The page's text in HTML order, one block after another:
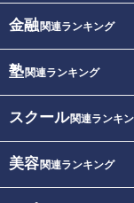
金融関連ランキング
塾関連ランキング
スクール関連ランキ
美容関連ランキング